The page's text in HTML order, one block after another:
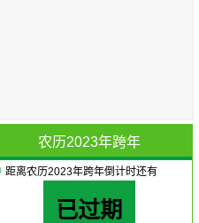
农历2023年跨年
距离农历2023年跨年倒计时还有
已过期